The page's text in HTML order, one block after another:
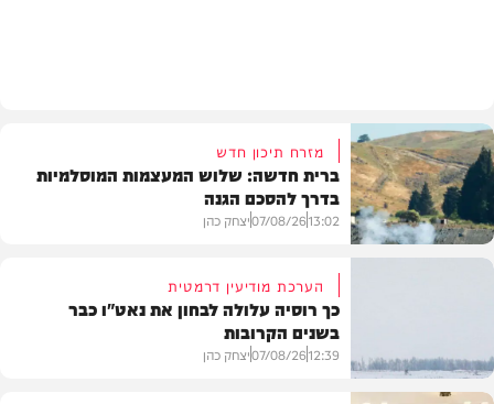
מזרח תיכון חדש
ברית חדשה: שלוש המעצמות המוסלמיות
בדרך להסכם הגנה
13:02
07/08/26יצחק כהן
הערכת מודיעין דרמטית
כך רוסיה עלולה לבחון את נאט"ו כבר
בשנים הקרובות
12:39
07/08/26יצחק כהן